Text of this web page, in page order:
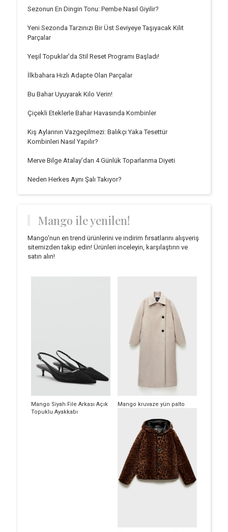
Sezonun En Dingin Tonu: Pembe Nasıl Giyilir?
Yeni Sezonda Tarzınızı Bir Üst Seviyeye Taşıyacak Kilit
Parçalar
Yeşil Topuklar’da Stil Reset Programı Başladı!
İlkbahara Hızlı Adapte Olan Parçalar
Bu Bahar Uyuyarak Kilo Verin!
Çiçekli Eteklerle Bahar Havasında Kombinler
Kış Aylarının Vazgeçilmezi: Balıkçı Yaka Tesettür
Kombinleri Nasıl Yapılır?
Merve Bilge Atalay’dan 4 Günlük Toparlanma Diyeti
Neden Herkes Aynı Şalı Takıyor?
Mango ile yenilen!
Mango'nun en trend ürünlerini ve indirim fırsatlarını alışveriş
sitemizden takip edin! Ürünleri inceleyin, karşılaştırın ve
satın alın!
Mango Siyah File Arkası Açık
Topuklu Ayakkabı
Mango kruvaze yün palto